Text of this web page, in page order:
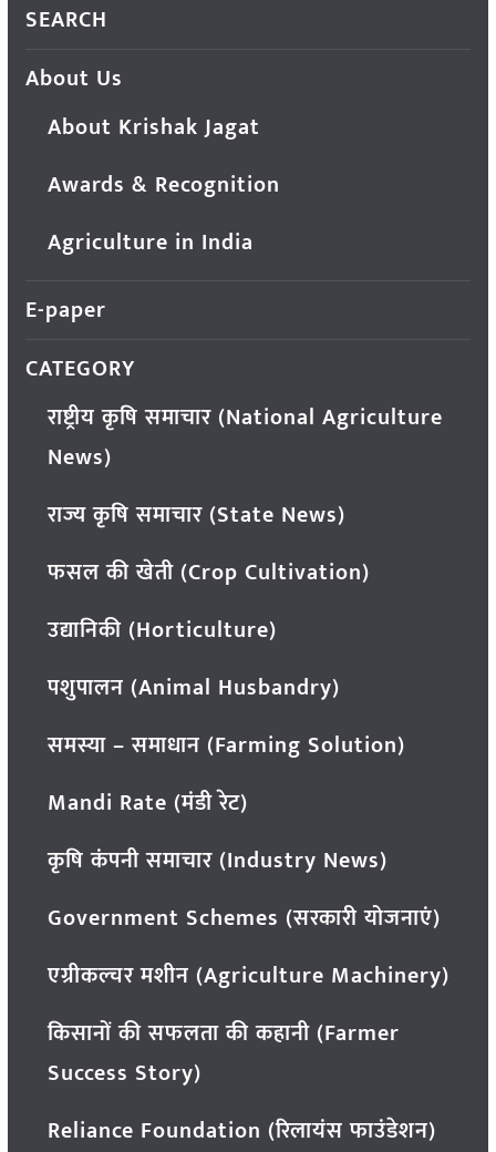
SEARCH
About Us
About Krishak Jagat
Awards & Recognition
Agriculture in India
E-paper
CATEGORY
राष्ट्रीय कृषि समाचार (National Agriculture
News)
राज्य कृषि समाचार (State News)
फसल की खेती (Crop Cultivation)
उद्यानिकी (Horticulture)
पशुपालन (Animal Husbandry)
समस्या – समाधान (Farming Solution)
Mandi Rate (मंडी रेट)
कृषि कंपनी समाचार (Industry News)
Government Schemes (सरकारी योजनाएं)
एग्रीकल्चर मशीन (Agriculture Machinery)
किसानों की सफलता की कहानी (Farmer
Success Story)
Reliance Foundation (रिलायंस फाउंडेशन)